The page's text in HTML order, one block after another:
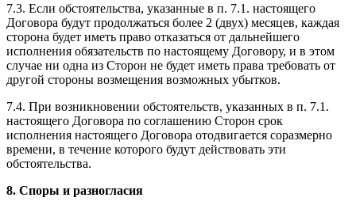
7.3. Если обстоятельства, указанные в п. 7.1. настоящего
Договора будут продолжаться более 2 (двух) месяцев, каждая
сторона будет иметь право отказаться от дальнейшего
исполнения обязательств по настоящему Договору, и в этом
случае ни одна из Сторон не будет иметь права требовать от
другой стороны возмещения возможных убытков.
7.4. При возникновении обстоятельств, указанных в п. 7.1.
настоящего Договора по соглашению Сторон срок
исполнения настоящего Договора отодвигается соразмерно
времени, в течение которого будут действовать эти
обстоятельства.
8. Споры и разногласия